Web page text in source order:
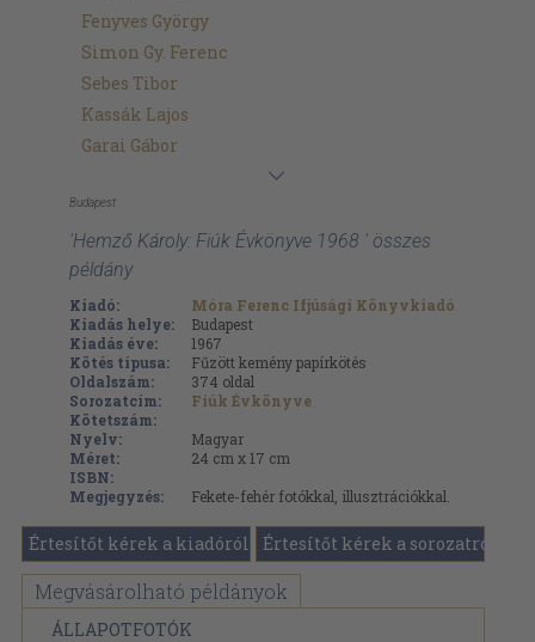
Fenyves György
Simon Gy. Ferenc
Sebes Tibor
Kassák Lajos
Garai Gábor
Budapest
'Hemző Károly: Fiúk Évkönyve 1968 ' összes
példány
Kiadó:
Móra Ferenc Ifjúsági Könyvkiadó
Kiadás helye:
Budapest
Kiadás éve:
1967
Kötés típusa:
Fűzött kemény papírkötés
Oldalszám:
374 oldal
Sorozatcím:
Fiúk Évkönyve
Kötetszám:
Nyelv:
Magyar
Méret:
24 cm x 17 cm
ISBN:
Megjegyzés:
Fekete-fehér fotókkal, illusztrációkkal.
Értesítőt kérek a kiadóról Értesítőt kérek a sorozatról
Megvásárolható példányok
ÁLLAPOTFOTÓK